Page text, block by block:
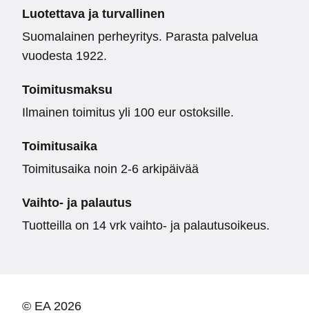
Luotettava ja turvallinen
Suomalainen perheyritys. Parasta palvelua
vuodesta 1922.
Toimitusmaksu
Ilmainen toimitus yli 100 eur ostoksille.
Toimitusaika
Toimitusaika noin 2-6 arkipäivää
Vaihto- ja palautus
Tuotteilla on 14 vrk vaihto- ja palautusoikeus.
© EA 2026